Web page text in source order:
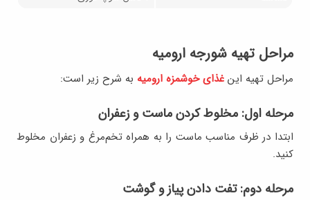
مراحل تهیه شورجه ارومیه
مراحل تهیه این غذای خوشمزه ارومیه به شرح زیر است:
مرحله اول: مخلوط کردن ماست و زعفران
ابتدا در ظرف مناسب ماست را به همراه تخم‌مرغ و زعفران مخلوط
کنید.
مرحله دوم: تفت دادن پیاز و گوشت